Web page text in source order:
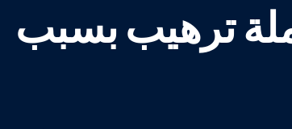
ترهيب بسبب